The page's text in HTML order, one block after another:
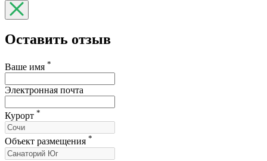
Оставить отзыв
Ваше имя *
Электронная почта
Курорт *
Объект размещения *